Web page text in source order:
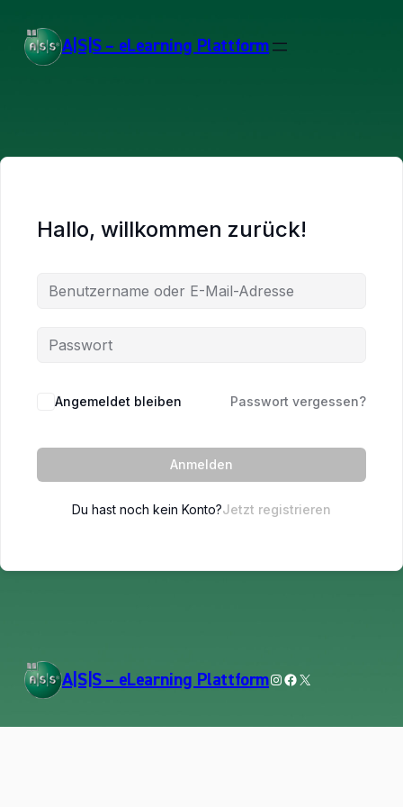
A|S|S – eLearning Plattform
Hallo, willkommen zurück!
Angemeldet bleiben Passwort vergessen?
Anmelden
Du hast noch kein Konto?Jetzt registrieren
A|S|S – eLearning PlattformInstagram
Facebook
X